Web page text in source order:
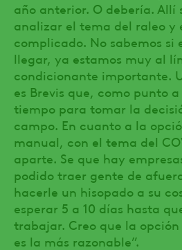
año anterior. O debería. Allí
analizar el tema del raleo y
complicado. No sabemos si
llegar, ya estamos muy al
condicionante importante.
es Brevis que, como punto
tiempo para tomar la
campo. En cuanto a la
manual, con el tema del
aparte. Se que hay
podido traer gente de
hacerle un hisopado a su
esperar 5 a 10 días hasta
trabajar. Creo que la
es la más razonable”.